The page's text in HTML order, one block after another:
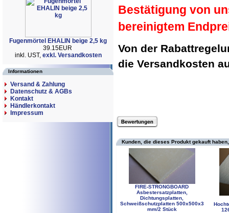
Fugenmörtel EHALIN beige 2,5 kg
39.15EUR
inkl. UST, exkl. Versandkosten
Informationen
Versand & Zahlung
Datenschutz & AGBs
Kontakt
Händlerkontakt
Impressum
Bestätigung von
bereinigtem
Von der
die Versandkosten
Kunden, die dieses Produkt gekauft
FIRE-STRONGBOARD
Asbestersatzplatten,
Dichtungsplatten,
Schweißschutzplatten 500x500x3
mm/2 Stück